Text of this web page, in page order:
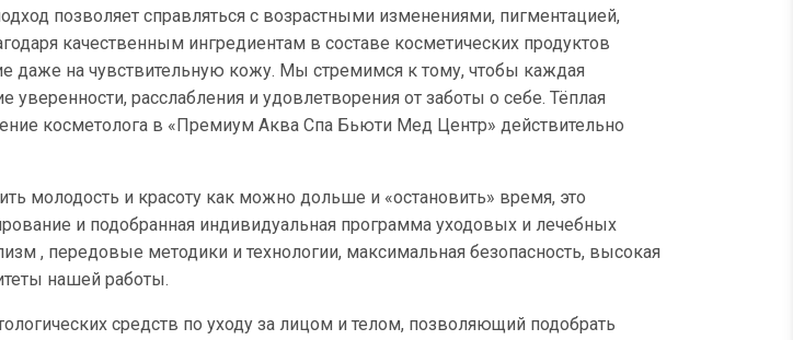
позволяет справляться с возрастными изменениями, пигментацией,
качественным ингредиентам в составе косметических продуктов
даже на чувствительную кожу. Мы стремимся к тому, чтобы каждая
расслабления и удовлетворения от заботы о себе. Тёплая
косметолога в «Премиум Аква Спа Бьюти Мед Центр» действительно
молодость и красоту как можно дольше и «остановить» время, это
и подобранная индивидуальная программа уходовых и лечебных
, передовые методики и технологии, максимальная безопасность, высокая
нашей работы.
средств по уходу за лицом и телом, позволяющий подобрать